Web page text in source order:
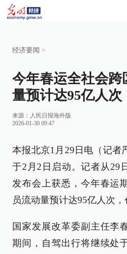
经济要闻 >
今年春运全社会跨
量预计达95亿人次
来源： 人民日报海外版
2026-01-30 09:47
本报北京1月29日电（记者
于2月2日启动。记者从29
发布会上获悉，今年春运
员流动量预计达95亿人次，
国家发展改革委副主任李
期间，自驾出行将继续处